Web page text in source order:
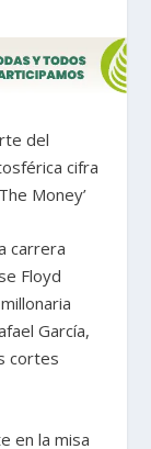
del
cifra
Money’
carrera
Floyd
García,
cortes
en la misa